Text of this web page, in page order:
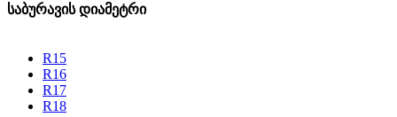
საბურავის დიამეტრი
R15
R16
R17
R18